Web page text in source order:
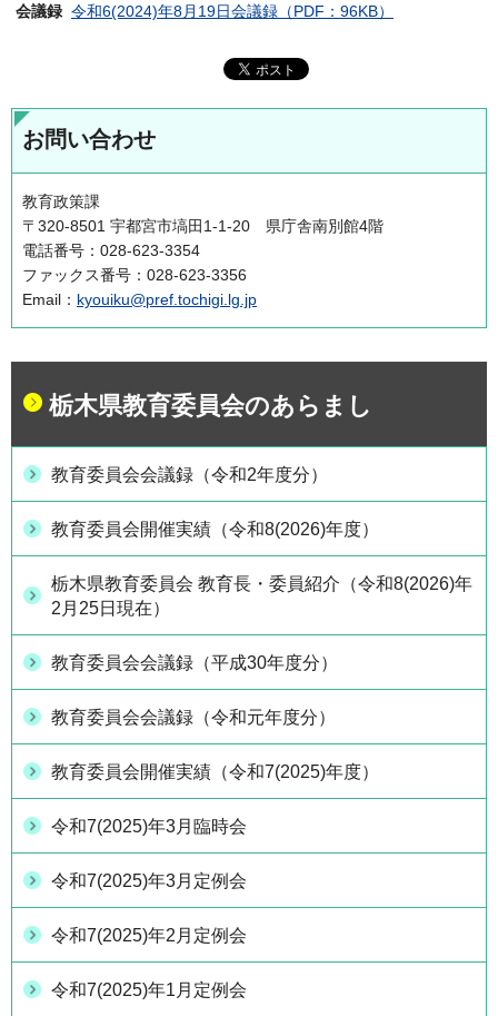
会議録 令和6(2024)年8月19日会議録（PDF：96KB）
お問い合わせ
教育政策課
〒320-8501 宇都宮市塙田1-1-20 県庁舎南別館4階
電話番号：028-623-3354
ファックス番号：028-623-3356
Email： kyouiku@pref.tochigi.lg.jp
栃木県教育委員会のあらまし
教育委員会会議録（令和2年度分）
教育委員会開催実績（令和8(2026)年度）
栃木県教育委員会 教育長・委員紹介（令和8(2026)年
2月25日現在）
教育委員会会議録（平成30年度分）
教育委員会会議録（令和元年度分）
教育委員会開催実績（令和7(2025)年度）
令和7(2025)年3月臨時会
令和7(2025)年3月定例会
令和7(2025)年2月定例会
令和7(2025)年1月定例会